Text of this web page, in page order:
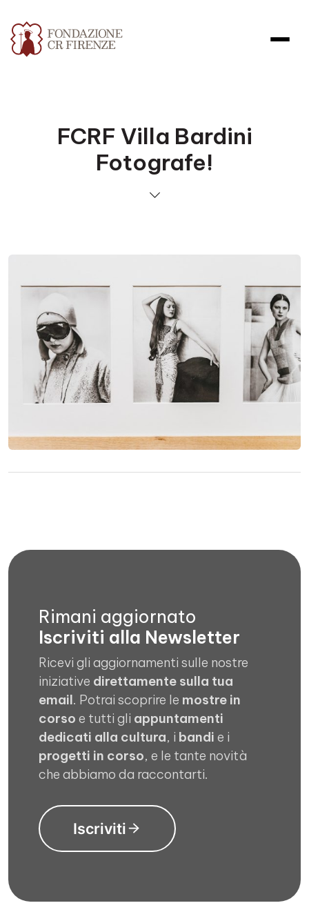
FCRF Villa Bardini
Fotografe!
Rimani aggiornato
Iscriviti alla Newsletter
Ricevi gli aggiornamenti sulle nostre
iniziative direttamente sulla tua
email. Potrai scoprire le mostre in
corso e tutti gli appuntamenti
dedicati alla cultura, i bandi e i
progetti in corso, e le tante novità
che abbiamo da raccontarti.
Iscriviti